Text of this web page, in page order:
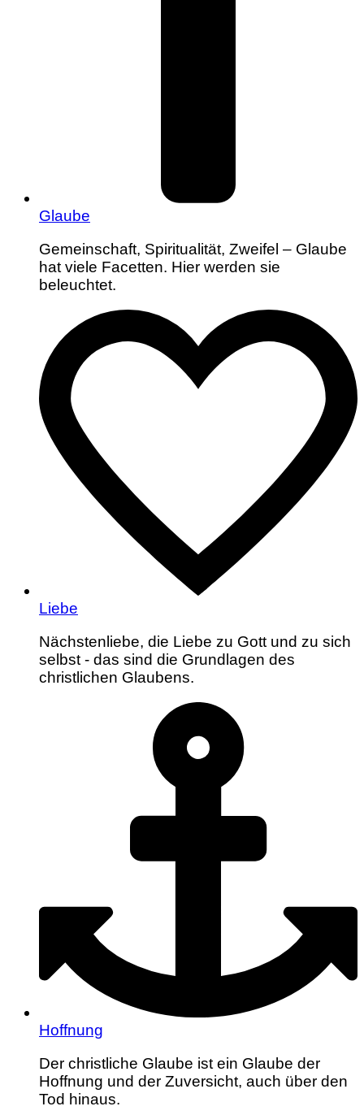
Glaube
Gemeinschaft, Spiritualität, Zweifel – Glaube
hat viele Facetten. Hier werden sie
beleuchtet.
Liebe
Nächstenliebe, die Liebe zu Gott und zu sich
selbst - das sind die Grundlagen des
christlichen Glaubens.
Hoffnung
Der christliche Glaube ist ein Glaube der
Hoffnung und der Zuversicht, auch über den
Tod hinaus.